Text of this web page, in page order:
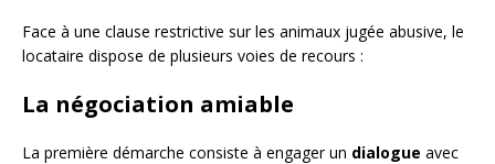
Face à une clause restrictive sur les animaux jugée abusive, le
locataire dispose de plusieurs voies de recours :
La négociation amiable
La première démarche consiste à engager un dialogue avec